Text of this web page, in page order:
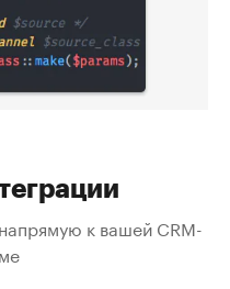
к вашей CRM-